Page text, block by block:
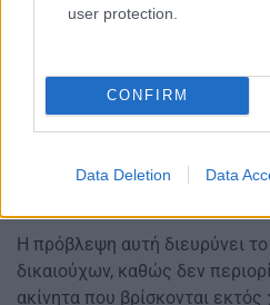
user protection.
CONFIRM
Data Deletion Data
Παράλληλα, δεν πρέπει να
να είναι καταχωρημένες σε
που παραμένουν κενές κατά
Η πρόβλεψη αυτή διευρύνει
δικαιούχων, καθώς δεν
ακίνητα που βρίσκονται εκτός